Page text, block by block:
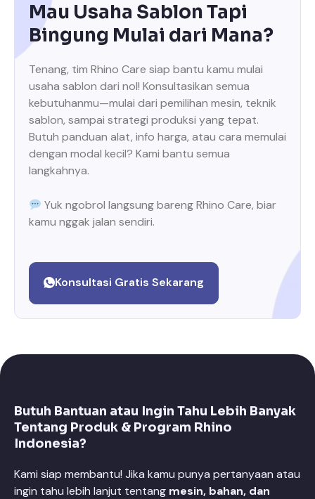
Mau Usaha Sablon Tapi
Bingung Mulai dari Mana?
Tenang, tim Rhino Care siap bantu kamu mulai
usaha sablon dari nol! Konsultasikan semua
kebutuhanmu—mulai dari pemilihan mesin, teknik
sablon, sampai strategi produksi yang tepat.
Butuh panduan alat, info harga, atau cara memulai
dengan modal kecil? Kami bantu semua
langkahnya.
Yuk ngobrol langsung bareng Rhino Care, biar
kamu nggak jalan sendiri.
Konsultasi Gratis Sekarang
Butuh Bantuan atau Ingin Tahu Lebih Banyak
Tentang Produk & Program Rhino
Indonesia?
Kami siap membantu! Jika kamu punya pertanyaan atau
ingin tahu lebih lanjut tentang mesin, bahan, dan